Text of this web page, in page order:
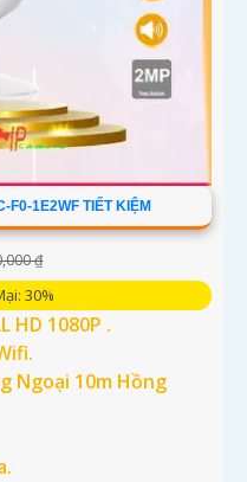
F0-1E2WF TIẾT KIỆM
₫
30%
HD 1080P .
Ngoại 10m Hồng